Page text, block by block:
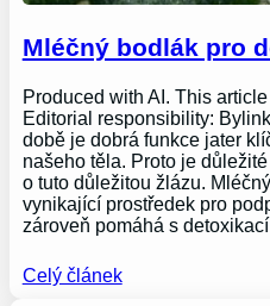
Mléčný bodlák pro
Produced with AI. This
Editorial responsibility:
době je dobrá funkce jater
našeho těla. Proto je
o tuto důležitou žlázu.
vynikající prostředek pro
zároveň pomáhá s
Celý článek